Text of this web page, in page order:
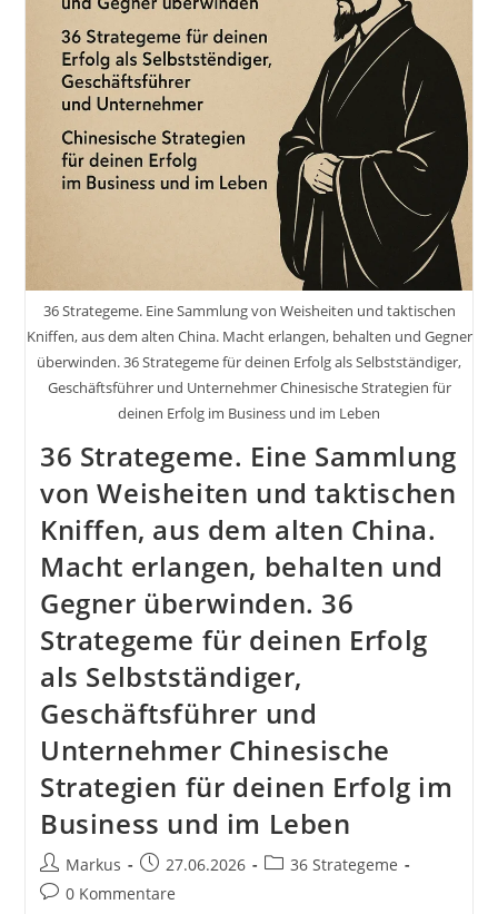
36 Strategeme. Eine Sammlung von Weisheiten und taktischen
Kniffen, aus dem alten China. Macht erlangen, behalten und Gegner
überwinden. 36 Strategeme für deinen Erfolg als Selbstständiger,
Geschäftsführer und Unternehmer Chinesische Strategien für
deinen Erfolg im Business und im Leben
36 Strategeme. Eine Sammlung
von Weisheiten und taktischen
Kniffen, aus dem alten China.
Macht erlangen, behalten und
Gegner überwinden. 36
Strategeme für deinen Erfolg
als Selbstständiger,
Geschäftsführer und
Unternehmer Chinesische
Strategien für deinen Erfolg im
Business und im Leben
Beitrags-
Autor:
Markus
Beitrag
veröffentlicht:
27.06.2026
Beitrags-
36 Strategeme
Beitrags-
0 Kommentare